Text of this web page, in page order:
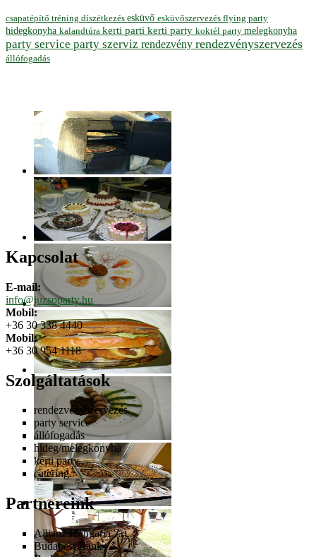
csapatépítő tréning díszétkezés esküvő esküvőszervezés flying party
hidegkonyha kalandtúra kerti parti kerti party koktél party melegkonyha
party service party szerviz rendezvény rendezvényszervezés
állófogadás
Kapcsolat
E-mail:
info@juzsoparty.hu
Mobil:
+36 30 338 4440
Mobil:
+36 30 954 1118
Szolgáltatások
rendezvényszervezés
party service
állófogadás
hideg/melegkonyha
kerti party
catering
Partnereink
Allianz Hungária Zrt.
Budapest Bank